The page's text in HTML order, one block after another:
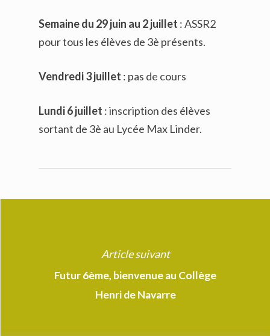
Semaine du 29 juin au 2 juillet : ASSR2
pour tous les élèves de 3è présents.
Vendredi 3 juillet : pas de cours
Lundi 6 juillet : inscription des élèves
sortant de 3è au Lycée Max Linder.
Article suivant
Futur 6ème, bienvenue au Collège
Henri de Navarre